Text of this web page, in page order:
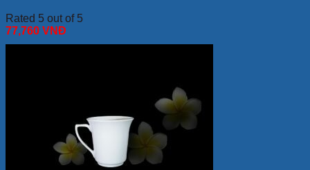
Rated 5 out of 5
77,760 VNĐ